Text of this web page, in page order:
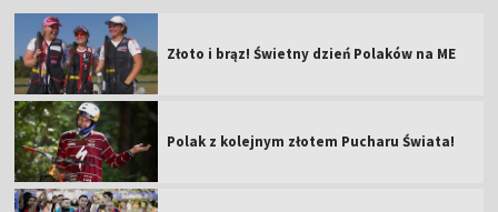
Złoto i brąz! Świetny dzień Polaków na ME
Polak z kolejnym złotem Pucharu Świata!